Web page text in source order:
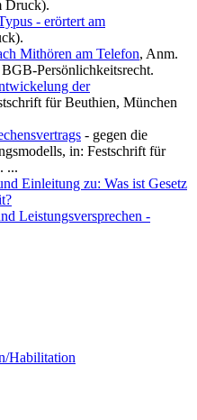
Druck).
- erörtert am
Mithören am Telefon, Anm.
Persönlichkeitsrecht.
der
für Beuthien, München
- gegen die
in: Festschrift für
...
Einleitung zu: Was ist Gesetz
Leistungsversprechen -
Habilitation